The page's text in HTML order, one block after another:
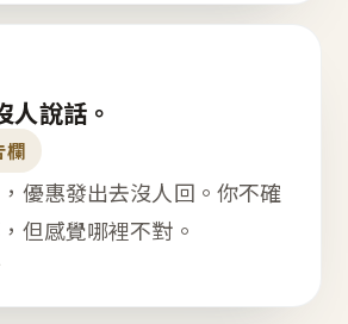
人說話。
欄
優惠發出去沒人回。你不確
但感覺哪裡不對。